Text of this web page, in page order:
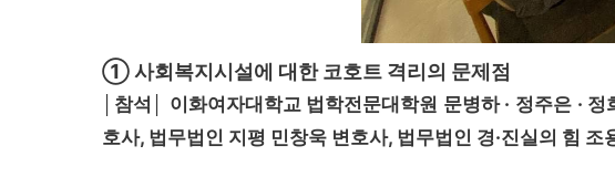
① 사회복지시설에 대한 코호트 격리의 문제점
│참석│ 이화여자대학교 법학전문대학원 문병하 · 정주은 ·
호사, 법무법인 지평 민창욱 변호사, 법무법인 경·진실의 힘 조